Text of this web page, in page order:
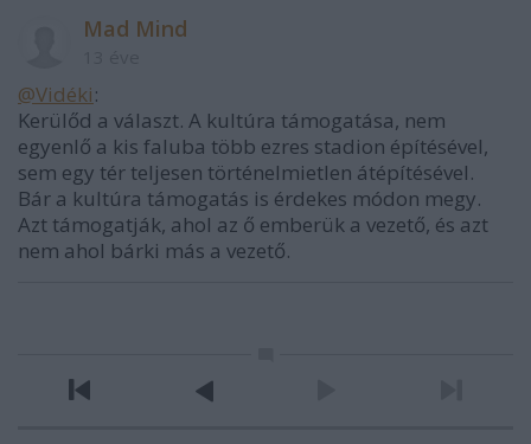
Mad Mind
@Vidéki:
Kerülőd a választ. A kultúra támogatása, nem
egyenlő a kis faluba több ezres stadion építésével,
sem egy tér teljesen történelmietlen átépítésével.
Bár a kultúra támogatás is érdekes módon megy.
Azt támogatják, ahol az ő emberük a vezető, és azt
nem ahol bárki más a vezető.